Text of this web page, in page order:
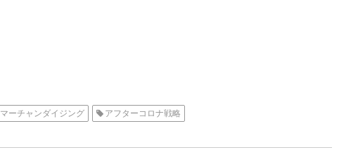
マーチャンダイジング アフターコロナ戦略